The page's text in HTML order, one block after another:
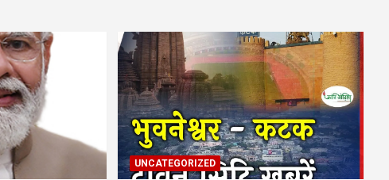
UNCATEGORIZED